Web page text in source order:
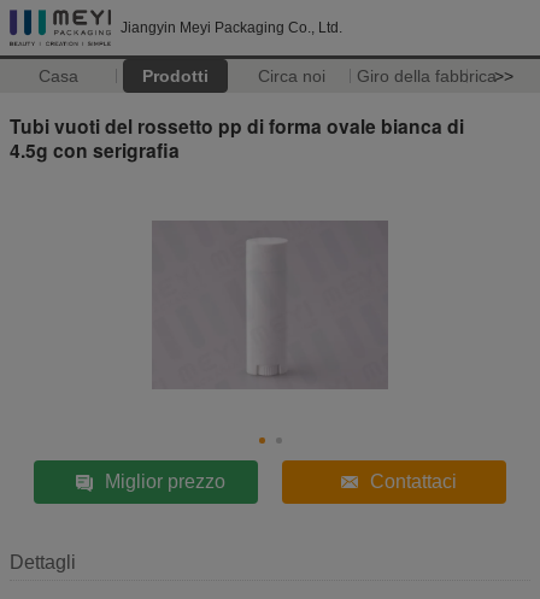
Jiangyin Meyi Packaging Co., Ltd.
Casa Prodotti Circa noi Giro della fabbrica>>
Tubi vuoti del rossetto pp di forma ovale bianca di
4.5g con serigrafia
Miglior prezzo Contattaci
Dettagli